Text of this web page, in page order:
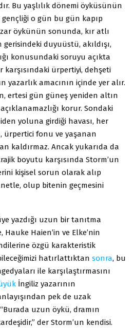
Bu yaşlılık dönemi öyküsünün
o gün bu gün kapıp
öykünün sonunda, kır atlı
gerisindeki duyuüstü, akıldışı,
konusundaki soruyu açıkta
karşısındaki ürpertiyi, dehşeti
yazarlık amacının içinde yer alır.
ertesi gün güneş yeniden altın
açıklanamazlığı korur. Sondaki
yoluna girdiği havası, her
ürpertici fonu ve yaşanan
kaldırmaz. Ancak yukarıda da
boyutu karşısında Storm’un
kişisel sorun olarak alıp
olup bitenin geçmesini
yazdığı uzun bir tanıtma
Haien’in ve Elke’nin
özgü karakteristik
hatırlattıktan sonra, bu
ile karşılaştırmasını
İngiliz yazarının
pek de uzak
uzun öykü, dramın
der Storm’un kendisi.